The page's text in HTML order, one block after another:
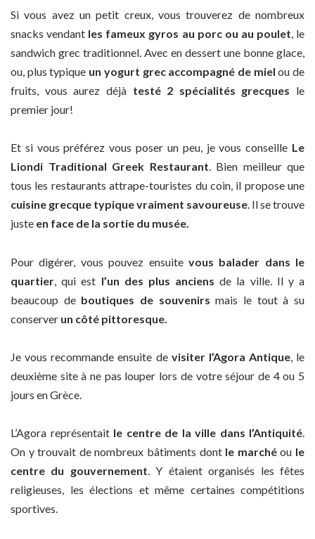
Si vous avez un petit creux, vous trouverez de nombreux
snacks vendant les fameux gyros au porc ou au poulet , le
sandwich grec traditionnel. Avec en dessert une bonne glace,
ou, plus typique un yogurt grec accompagné de miel ou de
fruits, vous aurez déjà testé 2 spécialités grecques le
premier jour!
Et si vous préférez vous poser un peu, je vous conseille Le
Liondi Traditional Greek Restaurant. Bien meilleur que
tous les restaurants attrape-touristes du coin, il propose une
cuisine grecque typique vraiment savoureuse. Il se trouve
juste en face de la sortie du musée.
Pour digérer, vous pouvez ensuite vous balader dans le
quartier , qui est l’un des plus anciens de la ville. Il y a
beaucoup de boutiques de souvenirs mais le tout à su
conserver un côté pittoresque.
Je vous recommande ensuite de visiter l’Agora Antique, le
deuxième site à ne pas louper lors de votre séjour de 4 ou 5
jours en Grèce.
L’Agora représentait le centre de la ville dans l’Antiquité.
On y trouvait de nombreux bâtiments dont le marchéou le
centre du gouvernement. Y étaient organisés les fêtes
religieuses, les élections et même certaines compétitions
sportives.